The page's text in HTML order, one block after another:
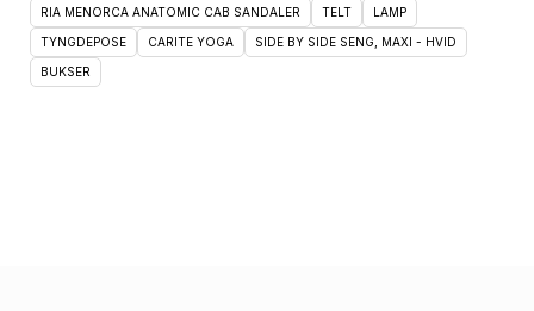
RIA MENORCA ANATOMIC CAB SANDALER TELT LAMP
TYNGDEPOSE CARITE YOGA SIDE BY SIDE SENG, MAXI - HVID
BUKSER